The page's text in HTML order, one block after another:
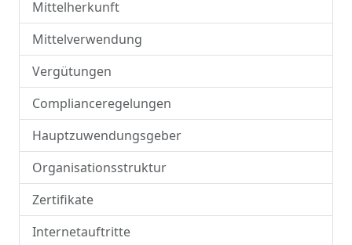
Mittelherkunft
Mittelverwendung
Vergütungen
Complianceregelungen
Hauptzuwendungsgeber
Organisationsstruktur
Zertifikate
Internetauftritte